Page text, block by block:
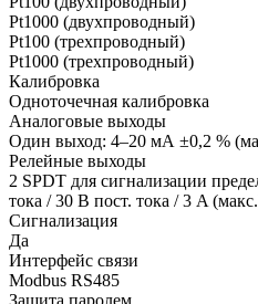
Pt1000 (двухпроводный)
Pt100 (трехпроводный)
Pt1000 (трехпроводный)
Калибровка
Одноточечная калибровка
Аналоговые выходы
Один выход: 4–20 мА ±0,2 %
Релейные выходы
2 SPDT для сигнализации
тока / 30 В пост. тока / 3 A
Сигнализация
Да
Интерфейс связи
Modbus RS485
Защита паролем